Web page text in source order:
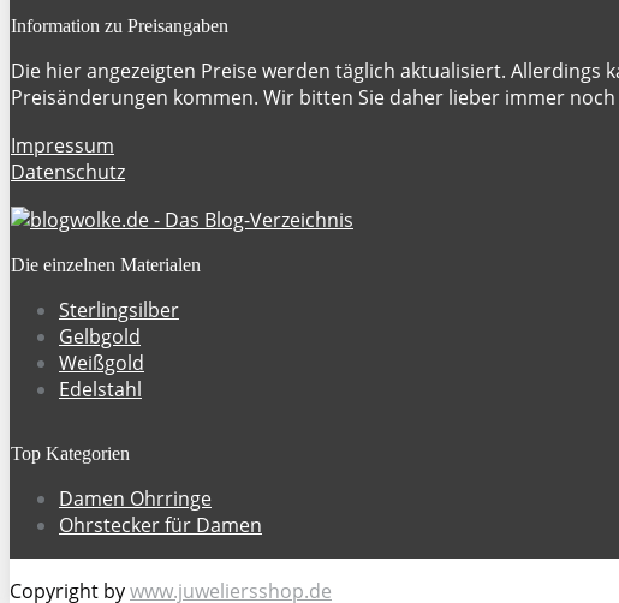
Information zu Preisangaben
Die hier angezeigten Preise werden täglich aktualisiert. Allerdings
Preisänderungen kommen. Wir bitten Sie daher lieber immer
Impressum
Datenschutz
Die einzelnen Materialen
Sterlingsilber
Gelbgold
Weißgold
Edelstahl
Top Kategorien
Damen Ohrringe
Ohrstecker für Damen
Copyright bywww.juweliersshop.de